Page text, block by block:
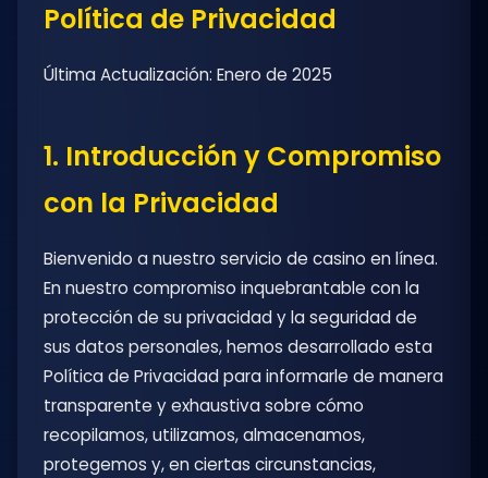
Política de Privacidad
Última Actualización: Enero de 2025
1. Introducción y Compromiso
con la Privacidad
Bienvenido a nuestro servicio de casino en línea.
En nuestro compromiso inquebrantable con la
protección de su privacidad y la seguridad de
sus datos personales, hemos desarrollado esta
Política de Privacidad para informarle de manera
transparente y exhaustiva sobre cómo
recopilamos, utilizamos, almacenamos,
protegemos y, en ciertas circunstancias,